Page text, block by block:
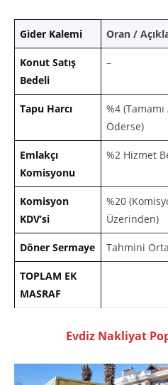
Gider Kalemi Oran /
Konut Satış
Bedeli
–
Tapu Harcı
%4 (Tamamı
Öderse)
Emlakçı
Komisyonu
%2 Hizmet
Komisyon
KDV’si
%20
Üzerinden)
Döner Sermaye Tahmini
TOPLAM EK
MASRAF
Evdiz Nakliyat